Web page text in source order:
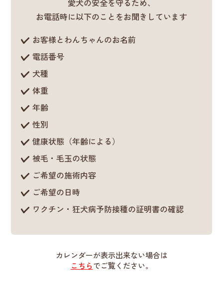
愛犬の安全を守るため、
お電話時に以下のことをお聞きしています
お客様とわんちゃんのお名前
電話番号
犬種
体重
年齢
性別
健康状態（年齢による）
被毛・毛玉の状態
ご希望の施術内容
ご希望の日時
ワクチン・狂犬病予防接種の証明書の確認
カレンダーが表示出来ない場合は
こちらでご覧ください。